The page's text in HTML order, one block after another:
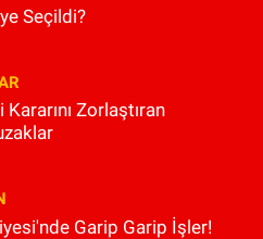
Seçildi?
Zorlaştıran
Garip Garip İşler!